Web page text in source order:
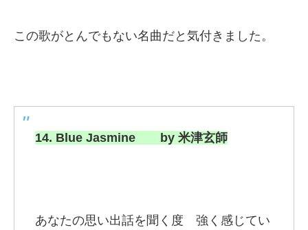
この歌がとんでもない名曲だと気付きました。
14. Blue Jasmine by 米津玄師
あなたの思い出話を聞く度 強く感じてい